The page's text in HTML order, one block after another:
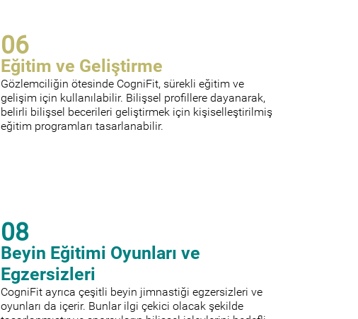
06
Eğitim ve Geliştirme
Gözlemciliğin ötesinde CogniFit, sürekli eğitim ve
gelişim için kullanılabilir. Bilişsel profillere dayanarak,
belirli bilişsel becerileri geliştirmek için kişiselleştirilmiş
eğitim programları tasarlanabilir.
08
Beyin Eğitimi Oyunları ve
Egzersizleri
CogniFit ayrıca çeşitli beyin jimnastiği egzersizleri ve
oyunları da içerir. Bunlar ilgi çekici olacak şekilde